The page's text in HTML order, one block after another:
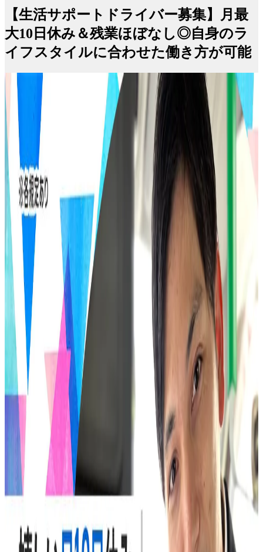
【生活サポートドライバー募集】月最
大10日休み＆残業ほぼなし◎自身のラ
イフスタイルに合わせた働き方が可能